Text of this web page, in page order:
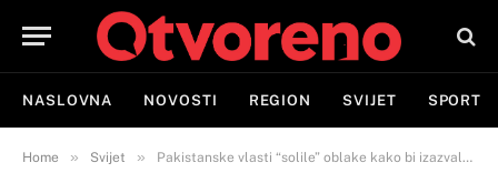
NASLOVNA NOVOSTI REGION SVIJET SPORT
Home » Svijet » Pakistanske vlasti “solile” oblake kako bi izazvale kišu i smanjile zagađenje